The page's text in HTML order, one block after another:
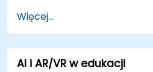
Integrować algorytmy
predykcyjnej w
Tworzyć aplikacje AR/
w celu poprawy
Więcej...
AI i AR/VR w edukacji